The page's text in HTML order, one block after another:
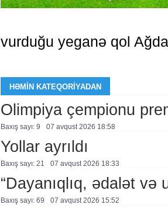
vurduğu yeganə qol
HƏMIN KATEQORIYADAN
Olimpiya çempionu
Baxış sayı: 9 07 avqust 2026 18:58
Yollar ayrıldı
Baxış sayı: 21 07 avqust 2026 18:33
“Dayanıqlıq, ədalət
Baxış sayı: 69 07 avqust 2026 15:52